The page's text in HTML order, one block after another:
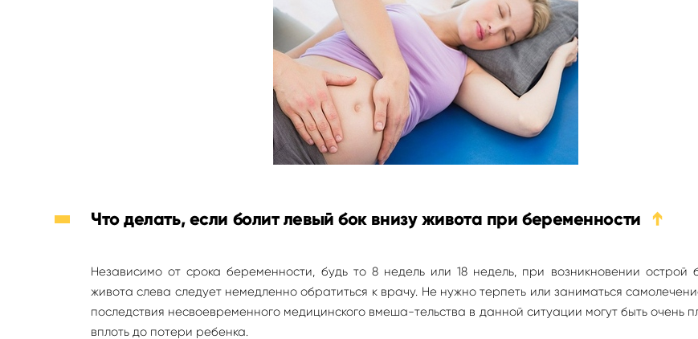
Что делать, если болит левый бок внизу живота при беременности ➔
Независимо от срока беременности, будь то 8 недель или 18 недель, при возникновении острой
живота слева следует немедленно обратиться к врачу. Не нужно терпеть или заниматься
последствия несвоевременного медицинского вмеша-тельства в данной ситуации могут быть очень
вплоть до потери ребенка.